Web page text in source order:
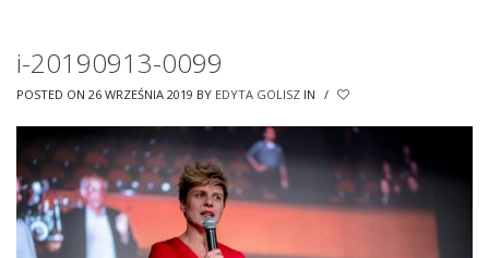
i-20190913-0099
POSTED ON 26 WRZEŚNIA 2019 BY EDYTA GOLISZ IN /